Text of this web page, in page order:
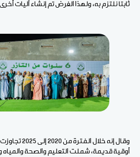
ثابتا نلتزم به، ولهذا الغرض تم إنشاء آليات
أوقية قديمة، شملت التعليم والصحة والمياه